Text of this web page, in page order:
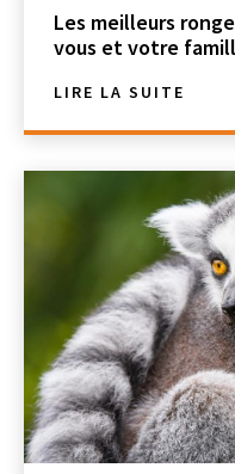
Les meilleurs
vous et votre
LIRE LA SUITE